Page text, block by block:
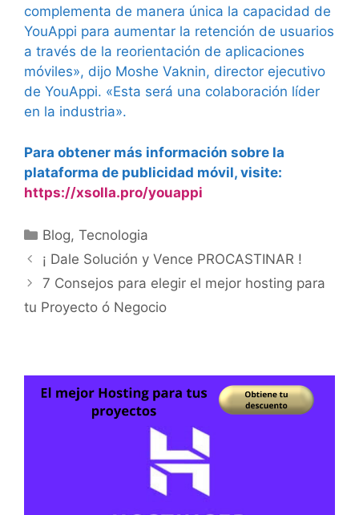
complementa de manera única la capacidad de
YouAppi para aumentar la retención de usuarios
a través de la reorientación de aplicaciones
móviles», dijo Moshe Vaknin, director ejecutivo
de YouAppi. «Esta será una colaboración líder
en la industria».
Para obtener más información sobre la
plataforma de publicidad móvil, visite:
https://xsolla.pro/youappi
Categorías
Blog,Tecnologia
¡ Dale Solución y Vence PROCASTINAR !
7 Consejos para elegir el mejor hosting para
tu Proyecto ó Negocio